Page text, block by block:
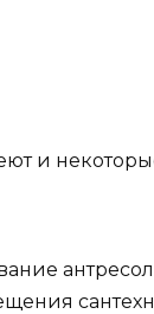
и